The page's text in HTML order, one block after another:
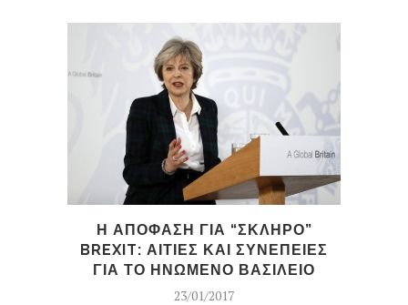
Η ΑΠΟΦΑΣΗ ΓΙΑ “ΣΚΛΗΡΟ”
BREXIT: ΑΙΤΙΕΣ ΚΑΙ ΣΥΝΕΠΕΙΕΣ
ΓΙΑ ΤΟ ΗΝΩΜΕΝΟ ΒΑΣΙΛΕΙΟ
23/01/2017